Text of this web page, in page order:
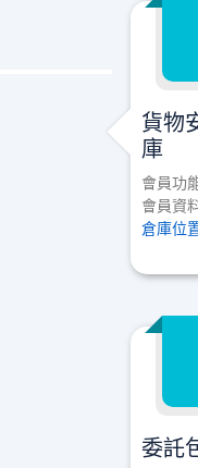
貨物
庫
會員功
會員資
倉庫位
委託